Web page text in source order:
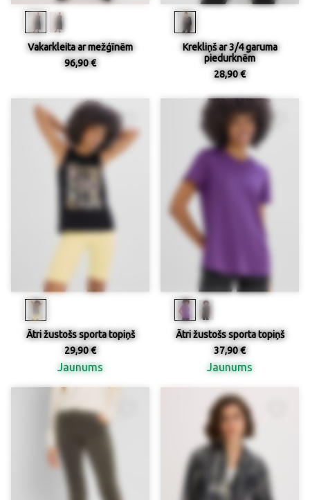
Vakarkleita ar mežģīnēm
96,90 €
Krekliņš ar 3/4 garuma
piedurknēm
28,90 €
Ātri žustošs sporta topiņš
29,90 €
Jaunums
Ātri žustošs sporta topiņš
37,90 €
Jaunums